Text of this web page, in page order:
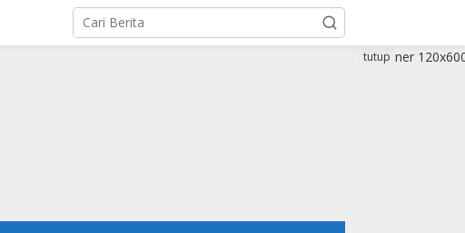
tutup